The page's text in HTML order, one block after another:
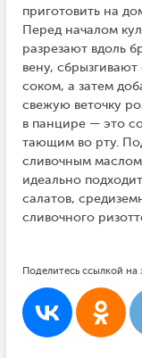
приготовить на
Перед началом
разрезают вдоль
вену,
соком, а затем
свежую веточку
в панцире — это
тающим во рту.
сливочным
идеально
салатов,
сливочного
Поделитесь ссылкой на